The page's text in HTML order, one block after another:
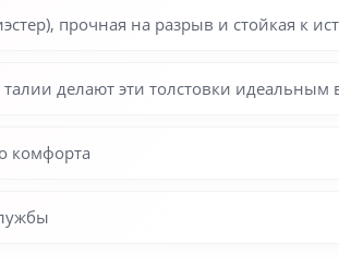
прочная на разрыв и стойкая к
делают эти толстовки
комфорта